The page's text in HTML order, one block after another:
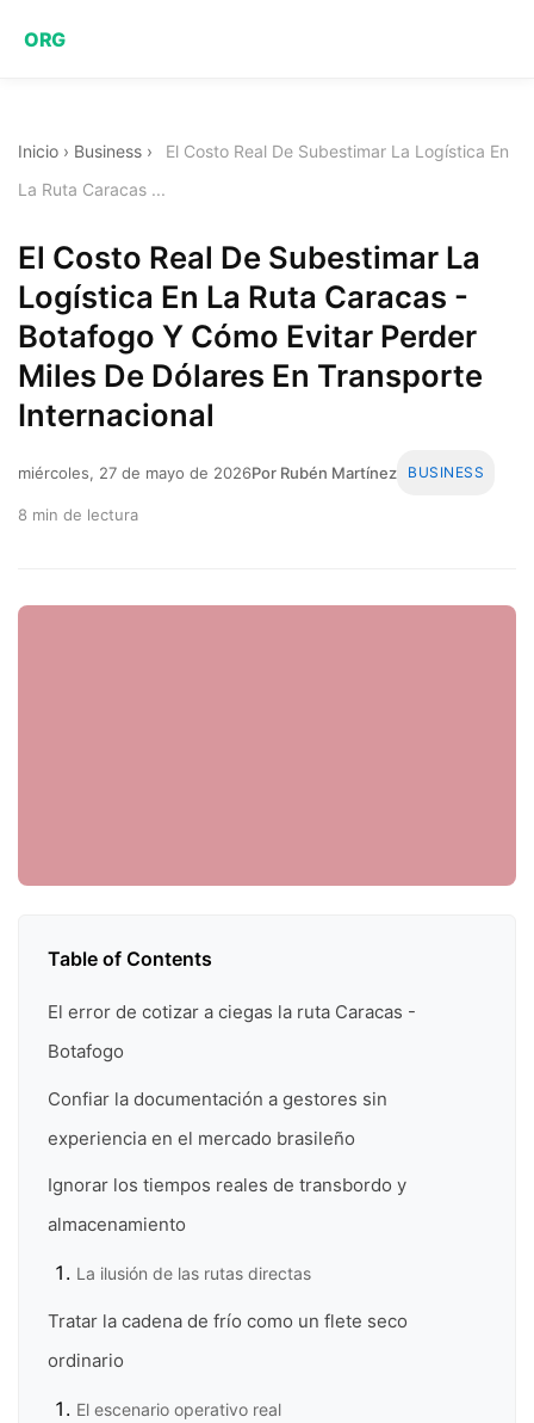
ORG
Inicio › Business ›
El Costo Real De Subestimar La Logística En
La Ruta Caracas ...
El Costo Real De Subestimar La
Logística En La Ruta Caracas -
Botafogo Y Cómo Evitar Perder
Miles De Dólares En Transporte
Internacional
miércoles, 27 de mayo de 2026Por Rubén Martínez BUSINESS
8 min de lectura
Table of Contents
El error de cotizar a ciegas la ruta Caracas -
Botafogo
Confiar la documentación a gestores sin
experiencia en el mercado brasileño
Ignorar los tiempos reales de transbordo y
almacenamiento
La ilusión de las rutas directas
Tratar la cadena de frío como un flete seco
ordinario
El escenario operativo real